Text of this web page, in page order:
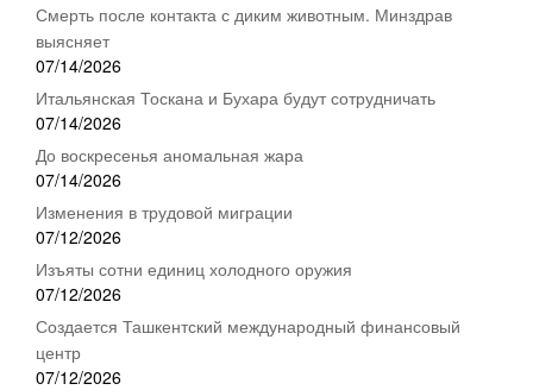
Смерть после контакта с диким животным. Минздрав
выясняет
07/14/2026
Итальянская Тоскана и Бухара будут сотрудничать
07/14/2026
До воскресенья аномальная жара
07/14/2026
Изменения в трудовой миграции
07/12/2026
Изъяты сотни единиц холодного оружия
07/12/2026
Создается Ташкентский международный финансовый
центр
07/12/2026